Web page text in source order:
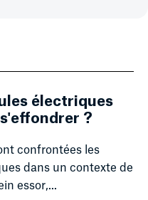
électriques
?
confrontées les
dans un contexte de
essor,...